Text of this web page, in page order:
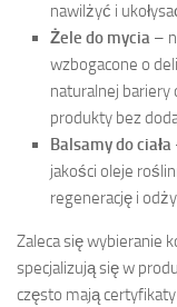
nawilżyć i
Żele do mycia –
wzbogacone o
naturalnej bariery
produkty bez
Balsamy do ciała
jakości oleje
regenerację i
Zaleca się wybieranie
specjalizują się w
często mają